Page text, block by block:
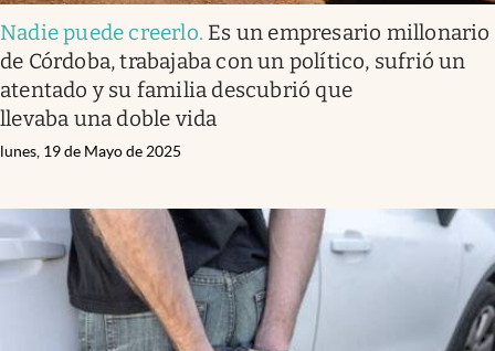
Nadie puede creerlo. Es un empresario millonario
de Córdoba, trabajaba con un político, sufrió un
atentado y su familia descubrió que
llevaba una doble vida
lunes, 19 de Mayo de 2025